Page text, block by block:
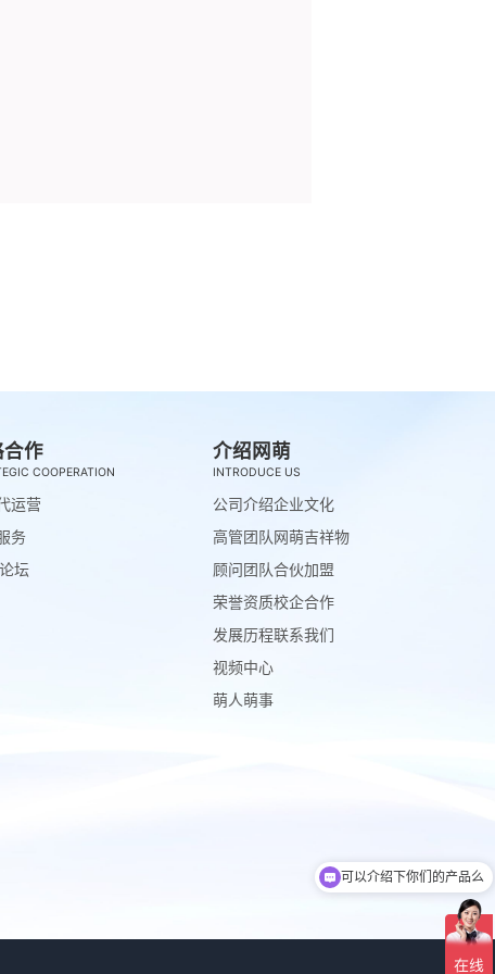
合作
COOPERATION
运营
务
坛
介绍网萌
INTRODUCE US
公司介绍
高管团队
顾问团队
荣誉资质
发展历程
视频中心
萌人萌事
企业文化
网萌吉祥物
合伙加盟
校企合作
联系我们
你们是怎么收费的呢